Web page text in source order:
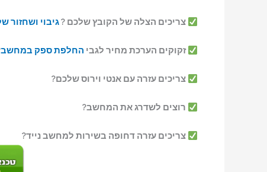
צריכים הצלה של הקובץ שלכם ?גיבוי ושחזור
זקוקים הערכת מחיר לגבי החלפת ספק במחשב
צריכים עזרה עם אנטי וירוס שלכם?
רוצים לשדרג את המחשב?
צריכים עזרה דחופה בשירות למחשב נייד?